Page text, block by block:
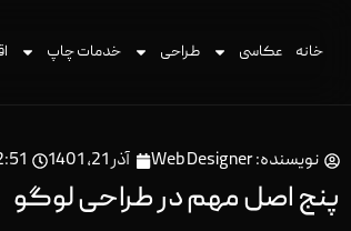
خانه عکاسی طراحی خدمات چاپ
نویسنده: آذر 21, 1401 2:51
پنج اصل مهم در طراحی لوگو